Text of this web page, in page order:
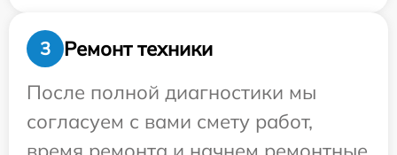
3
Ремонт техники
После полной диагностики мы
согласуем с вами смету работ,